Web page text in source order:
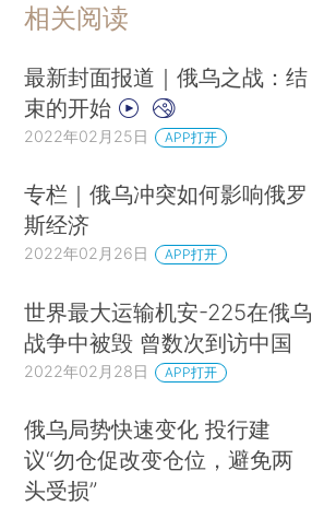
相关阅读
最新封面报道｜俄乌之战：结
束的开始
2022年02月25日 APP打开
专栏｜俄乌冲突如何影响俄罗
斯经济
2022年02月26日 APP打开
世界最大运输机安-225在俄乌
战争中被毁 曾数次到访中国
2022年02月28日 APP打开
俄乌局势快速变化 投行建
议“勿仓促改变仓位，避免两
头受损”